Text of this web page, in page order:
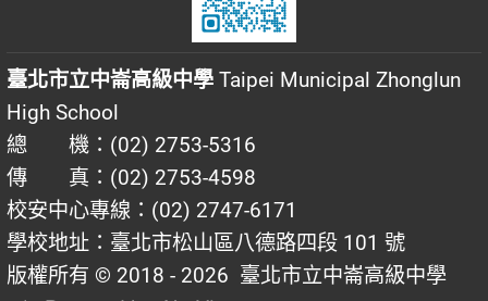
臺北市立中崙高級中學 Taipei Municipal Zhonglun
High School
總 機：(02) 2753-5316
傳 真：(02) 2753-4598
校安中心專線：(02) 2747-6171
學校地址：臺北市松山區八德路四段 101 號
版權所有 © 2018 - 2026 臺北市立中崙高級中學